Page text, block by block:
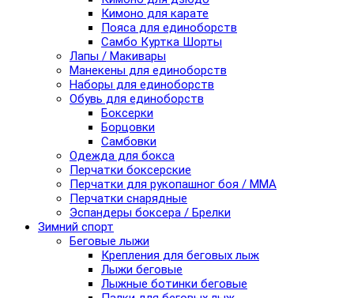
Кимоно для карате
Пояса для единоборств
Самбо Куртка Шорты
Лапы / Макивары
Манекены для единоборств
Наборы для единоборств
Обувь для единоборств
Боксерки
Борцовки
Самбовки
Одежда для бокса
Перчатки боксерские
Перчатки для рукопашног боя / ММА
Перчатки снарядные
Эспандеры боксера / Брелки
Зимний спорт
Беговые лыжи
Крепления для беговых лыж
Лыжи беговые
Лыжные ботинки беговые